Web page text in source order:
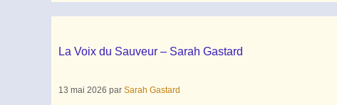
La Voix du Sauveur – Sarah Gastard
13 mai 2026 par Sarah Gastard